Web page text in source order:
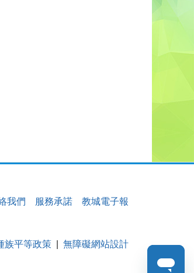
我們 服務承諾 教城電子報
族平等政策 無障礙網站設計